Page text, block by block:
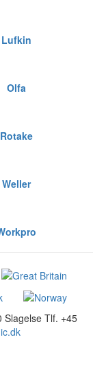
Lufkin
Olfa
Rotake
Weller
Slagelse Tlf. +45